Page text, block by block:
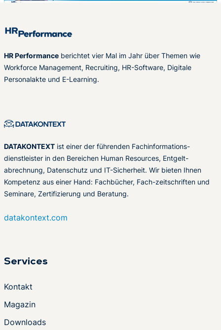
HR Performance berichtet vier Mal im Jahr über Themen wie
Workforce Management, Recruiting, HR-Software, Digitale
Personalakte und E-Learning.
DATAKONTEXT ist einer der führenden Fachinformations-
dienstleister in den Bereichen Human Resources, Entgelt-
abrechnung, Datenschutz und IT-Sicherheit. Wir bieten Ihnen
Kompetenz aus einer Hand: Fachbücher, Fach-zeitschriften und
Seminare, Zertifizierung und Beratung.
datakontext.com
Services
Kontakt
Magazin
Downloads